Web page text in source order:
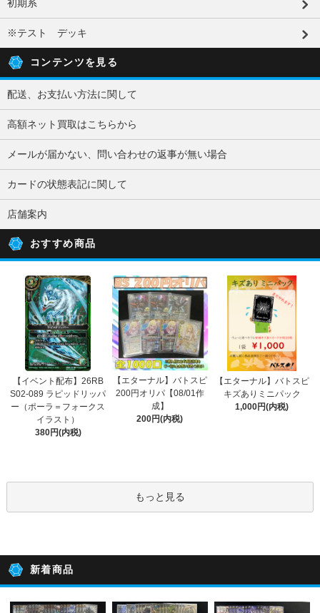
初期系
※テスト デッキ
コンテンツを見る
配送、お支払い方法に関して
高額ネット買取はこちらから
メールが届かない、問い合わせの返事が無い場合
カードの状態表記に関して
店舗案内
おすすめ商品
【イベント配布】26RB
S02-089 ラピッドリッパ
ー（ポーラ＝フォークス
イラスト）
380円(内税)
【エターナル】バトスピ
200円オリパ【08/01作
成】
200円(内税)
【エターナル】バトスピ
キズありミニパック
1,000円(内税)
もっと見る
新着商品